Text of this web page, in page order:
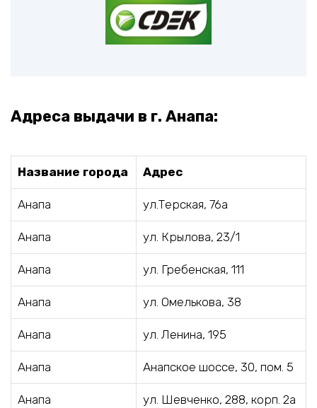
Адреса выдачи в г. Анапа:
Название города Адрес
Анапа ул.Терская, 76а
Анапа ул. Крылова, 23/1
Анапа ул. Гребенская, 111
Анапа ул. Омелькова, 38
Анапа ул. Ленина, 195
Анапа Анапское шоссе, 30, пом. 5
Анапа ул. Шевченко, 288, корп. 2а